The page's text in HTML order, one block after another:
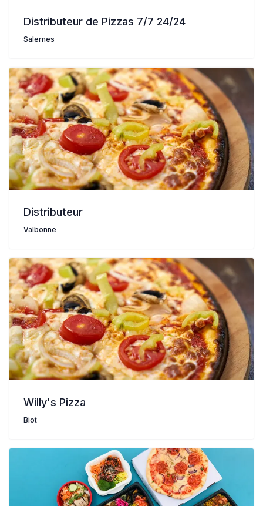
Distributeur de Pizzas 7/7 24/24
Salernes
Distributeur
Valbonne
Willy's Pizza
Biot